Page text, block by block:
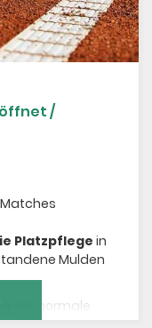
/
Platzpflege in
Mulden
der normale